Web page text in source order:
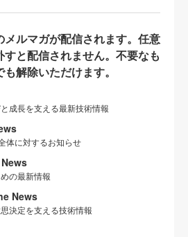
ルマガが配信されます。任意
と配信されません。不要なも
解除いただけます。
成長を支える最新技術情報
体に対するお知らせ
の最新情報
News
決定を支える技術情報